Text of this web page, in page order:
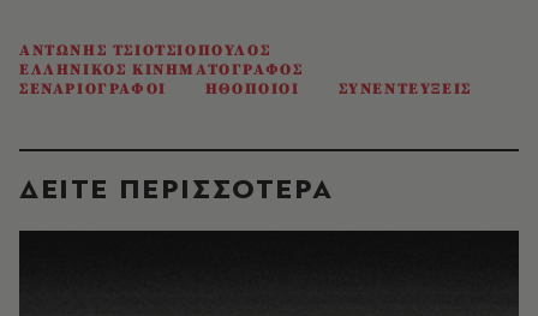
ΑΝΤΩΝΗΣ ΤΣΙΟΤΣΙΟΠΟΥΛΟΣ
ΕΛΛΗΝΙΚΟΣ ΚΙΝΗΜΑΤΟΓΡΑΦΟΣ
ΣΕΝΑΡΙΟΓΡΑΦΟΙ
ΗΘΟΠΟΙΟΙ ΣΥΝΕΝΤΕΥΞΕΙΣ
ΔΕΙΤΕ ΠΕΡΙΣΣΟΤΕΡΑ